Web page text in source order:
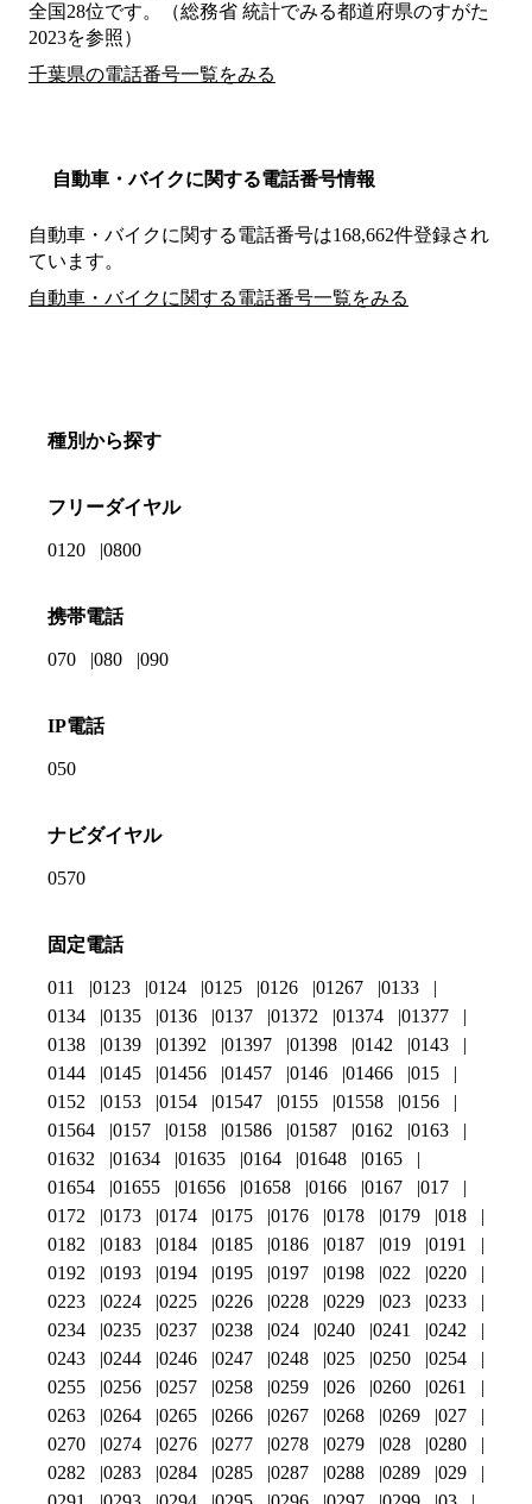
全国28位です。（総務省 統計でみる都道府県のすがた
2023を参照）
千葉県の電話番号一覧をみる
自動車・バイクに関する電話番号情報
自動車・バイクに関する電話番号は168,662件登録され
ています。
自動車・バイクに関する電話番号一覧をみる
種別から探す
フリーダイヤル
0120 0800
携帯電話
070 080 090
IP電話
050
ナビダイヤル
0570
固定電話
011 0123 0124 0125 0126 01267
0133
0134
0135 0136 0137 01372 01374
01377
0138
0139 01392 01397 01398 0142
0143
0144
0145 01456 01457 0146 01466
015
0152
0153 0154 01547 0155 01558
0156
01564
0157 0158 01586 01587 0162
0163
01632
01634 01635 0164 01648
0165
01654
01655 01656 01658 0166 0167
017
0172
0173 0174 0175 0176 0178 0179
018
0182
0183 0184 0185 0186 0187 019
0191
0192
0193 0194 0195 0197 0198 022
0220
0223
0224 0225 0226 0228 0229 023
0233
0234
0235 0237 0238 024 0240 0241
0242
0243
0244 0246 0247 0248 025 0250
0254
0255
0256 0257 0258 0259 026 0260
0261
0263
0264 0265 0266 0267 0268 0269
027
0270
0274 0276 0277 0278 0279 028
0280
0282
0283 0284 0285 0287 0288 0289
029